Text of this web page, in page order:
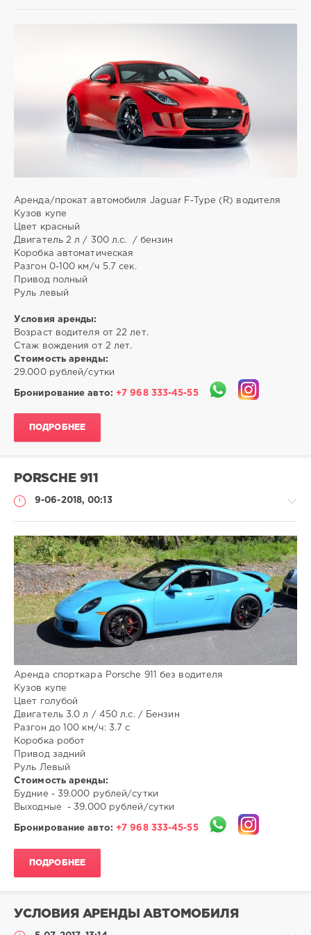
Аренда/прокат автомобиля Jaguar F-Type (R) водителя
Кузов купе
Цвет красный
Двигатель 2 л / 300 л.с. / бензин
Коробка автоматическая
Разгон 0-100 км/ч 5.7 сек.
Привод полный
Руль левый
Условия аренды:
Возраст водителя от 22 лет.
Стаж вождения от 2 лет.
Стоимость аренды:
29.000 рублей/сутки
Бронирование авто: +7 968 333-45-55
ПОДРОБНЕЕ
PORSCHE 911
9-06-2018, 00:13
-
-
-
admin
8
Аренда спорткара Porsche 911 без водителя
Кузов купе
Цвет голубой
Двигатель 3.0 л / 450 л.с. / Бензин
Разгон до 100 км/ч: 3.7 c
Коробка робот
Привод задний
Руль Левый
Стоимость аренды:
Будние - 39.000 рублей/сутки
Выходные - 39.000 рублей/сутки
Бронирование авто: +7 968 333-45-55
ПОДРОБНЕЕ
УСЛОВИЯ АРЕНДЫ АВТОМОБИЛЯ